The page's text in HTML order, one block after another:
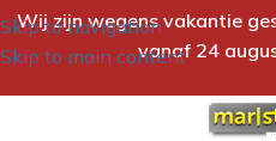
Skip to navigation
Skip to main content
Wij zijn wegens vakantie
vanaf 24